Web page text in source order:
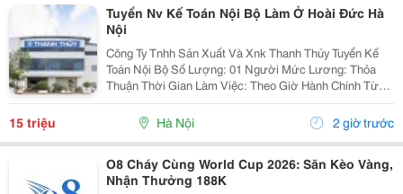
Tuyển Nv Kế Toán Nội Bộ Làm Ở Hoài Đức Hà
Nội
Công Ty Tnhh Sản Xuất Và Xnk Thanh Thủy Tuyển Kế
Toán Nội Bộ Số Lượng: 01 Người Mức Lương: Thỏa
Thuận Thời Gian Làm Việc: Theo Giờ Hành Chính Từ
Thứ 2 Đến Thứ 7. Nội Dung Công Việc: - Làm Hợp Đồng
Mua Bán, Tính Lương Nhân Viên, Hợp...
15 triệu Hà Nội 2 giờ trước
O8 Cháy Cùng World Cup 2026: Săn Kèo Vàng,
Nhận Thưởng 188K